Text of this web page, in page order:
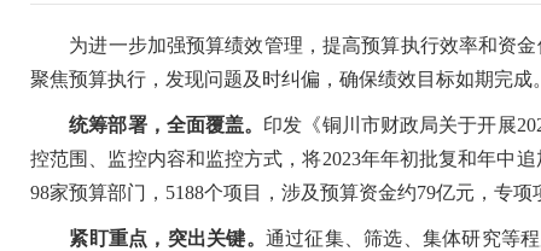
为进一步加强预算绩效管理，提高预算执行效率和资金
聚焦预算执行，发现问题及时纠偏，确保绩效目标如期完成
统筹部署，全面覆盖。 印发《铜川市财政局关于开展
控范围、监控内容和监控方式，将2023年年初批复和年中
98家预算部门，5188个项目，涉及预算资金约79亿元，专
紧盯重点，突出关键。 通过征集、筛选、集体研究等